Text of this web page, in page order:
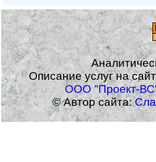
Описание услуг на
ООО "Проект-
© Автор сайта: